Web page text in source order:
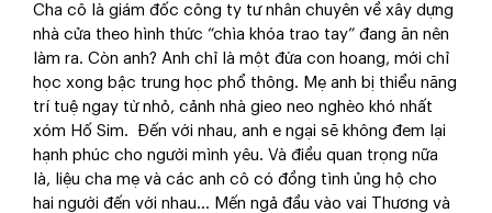
Cha cô là giám đốc công ty tư nhân chuyên về xây dựng
nhà cửa theo hình thức “chìa khóa trao tay” đang ăn nên
làm ra. Còn anh? Anh chỉ là một đứa con hoang, mới chỉ
học xong bậc trung học phổ thông. Mẹ anh bị thiểu năng
trí tuệ ngay từ nhỏ, cảnh nhà gieo neo nghèo khó nhất
xóm Hố Sim. Đến với nhau, anh e ngại sẽ không đem lại
hạnh phúc cho người mình yêu. Và điều quan trọng nữa
là, liệu cha mẹ và các anh cô có đồng tình ủng hộ cho
hai người đến với nhau… Mến ngả đầu vào vai Thương và